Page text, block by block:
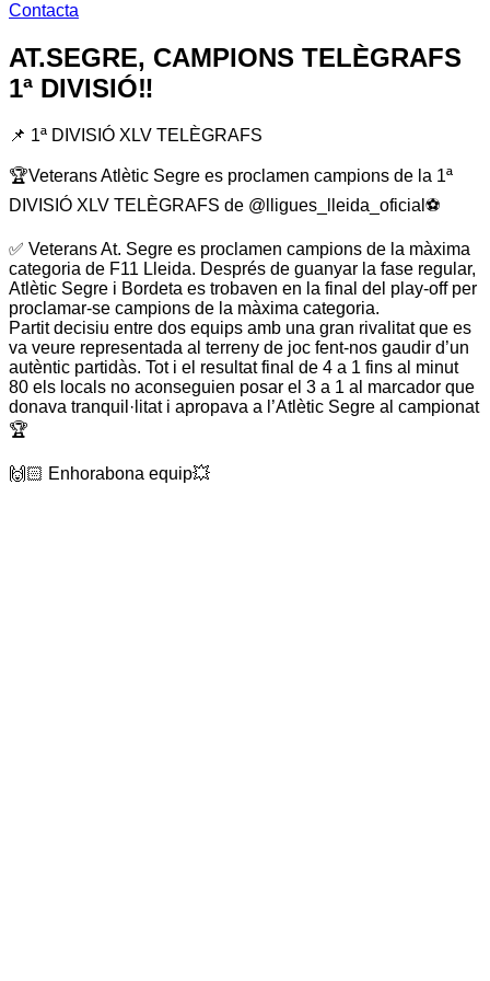
Contacta
AT.SEGRE, CAMPIONS TELÈGRAFS
1ª DIVISIÓ‼️
📌 1ª DIVISIÓ XLV TELÈGRAFS
🏆Veterans Atlètic Segre es proclamen campions de la 1ª
DIVISIÓ XLV TELÈGRAFS de @lligues_lleida_oficial⚽️
✅ Veterans At. Segre es proclamen campions de la màxima
categoria de F11 Lleida. Després de guanyar la fase regular,
Atlètic Segre i Bordeta es trobaven en la final del play-off per
proclamar-se campions de la màxima categoria.
Partit decisiu entre dos equips amb una gran rivalitat que es
va veure representada al terreny de joc fent-nos gaudir d’un
autèntic partidàs. Tot i el resultat final de 4 a 1 fins al minut
80 els locals no aconseguien posar el 3 a 1 al marcador que
donava tranquil·litat i apropava a l’Atlètic Segre al campionat
🏆
🙌🏻 Enhorabona equip💥